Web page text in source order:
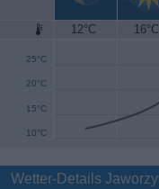
12°C 16°C
10°C
15°C
20°C
25°C
30°C
Wetter-Details